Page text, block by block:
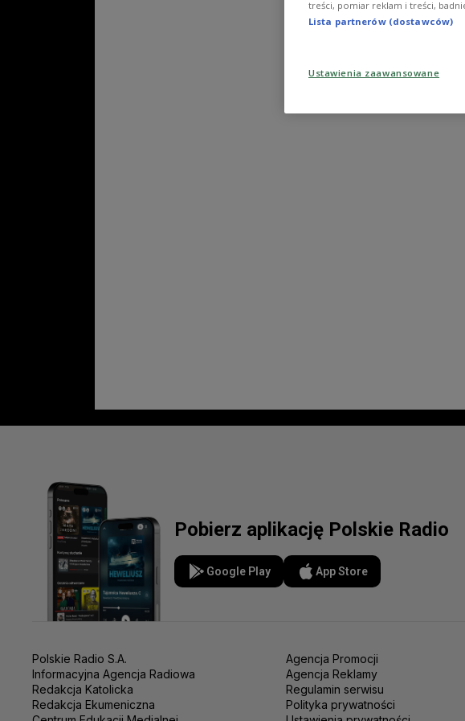
Pobierz aplikację Polskie Radio
Google Play App Store
Polskie Radio S.A.
Informacyjna Agencja Radiowa
Redakcja Katolicka
Redakcja Ekumeniczna
Agencja Promocji
Agencja Reklamy
Regulamin serwisu
Polityka prywatności
treści, pomiar reklam i treści,
Lista partnerów (dostawców)
Ustawienia zaawansowane